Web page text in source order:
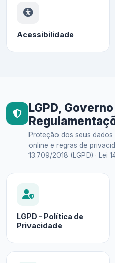
Acessibilidade
LGPD,
Proteção dos seus
online e regras de
13.709/2018 (LGPD) · Lei
LGPD - Política de
Privacidade